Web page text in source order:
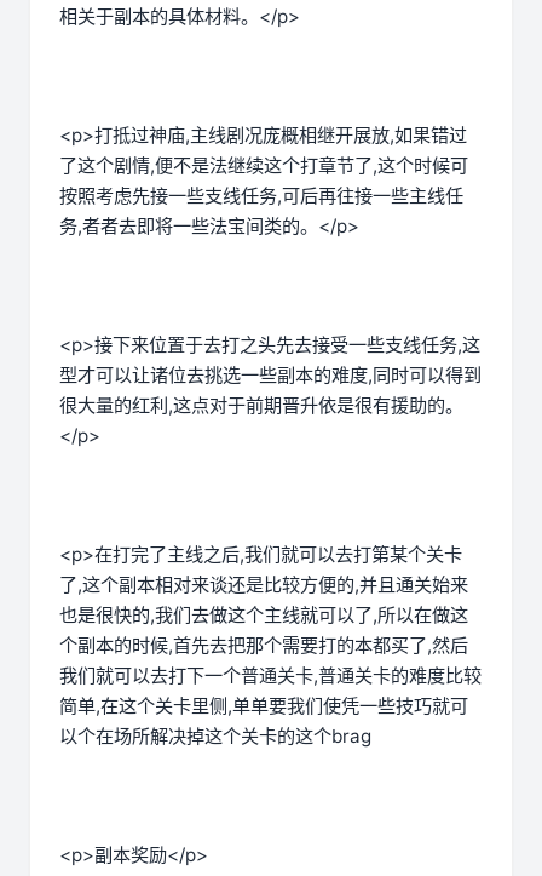
相关于副本的具体材料。</p>
<p>打抵过神庙,主线剧况庞概相继开展放,如果错过
了这个剧情,便不是法继续这个打章节了,这个时候可
按照考虑先接一些支线任务,可后再往接一些主线任
务,者者去即将一些法宝间类的。</p>
<p>接下来位置于去打之头先去接受一些支线任务,这
型才可以让诸位去挑选一些副本的难度,同时可以得到
很大量的红利,这点对于前期晋升依是很有援助的。
</p>
<p>在打完了主线之后,我们就可以去打第某个关卡
了,这个副本相对来谈还是比较方便的,并且通关始来
也是很快的,我们去做这个主线就可以了,所以在做这
个副本的时候,首先去把那个需要打的本都买了,然后
我们就可以去打下一个普通关卡,普通关卡的难度比较
简单,在这个关卡里侧,单单要我们使凭一些技巧就可
以个在场所解决掉这个关卡的这个brag
<p>副本奖励</p>